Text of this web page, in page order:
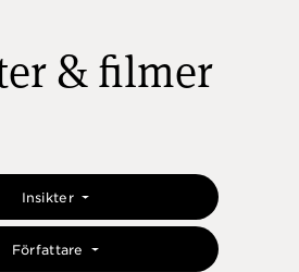
& filmer
Insikter
Författare